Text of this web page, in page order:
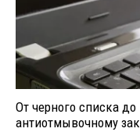
От черного списка
антиотмывочному